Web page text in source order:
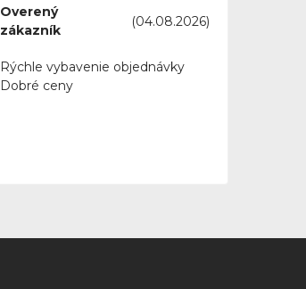
Overený
zákazník
(04.08.2026)
Rýchle vybavenie objednávky
Dobré ceny